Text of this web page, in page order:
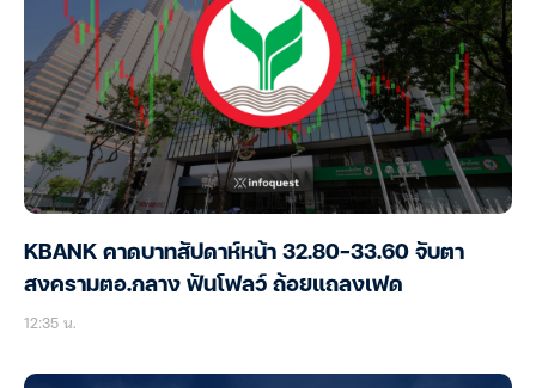
KBANK คาดบาทสัปดาห์หน้า 32.80-33.60 จับตา
สงครามตอ.กลาง ฟันโฟลว์ ถ้อยแถลงเฟด
12:35 น.